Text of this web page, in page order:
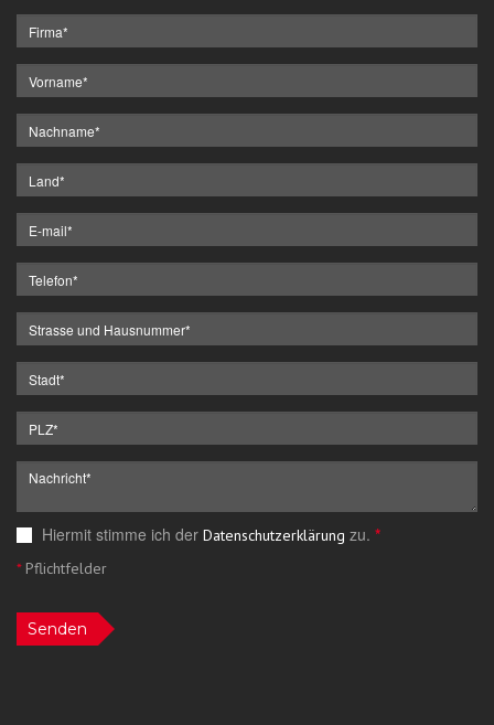
Hiermit stimme ich der Datenschutzerklärung zu. *
*Pflichtfelder
Senden